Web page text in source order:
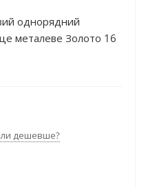
однорядний
металеве Золото 16
дешевше?